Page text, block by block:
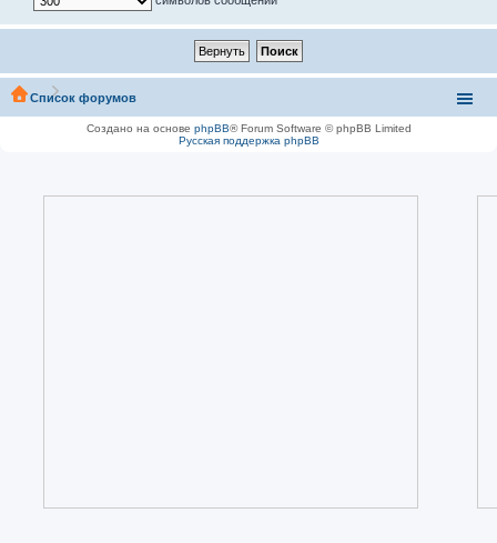
Список форумов
Создано на основе phpBB® Forum Software © phpBB Limited
Русская поддержка phpBB